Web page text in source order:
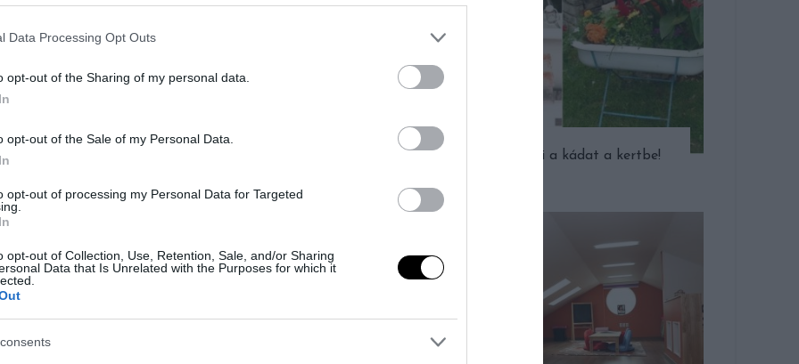
Data Processing Opt Outs
opt-out of the Sharing of my personal data.
opt-out of the Sale of my Personal Data.
opt-out of processing my Personal Data for Targeted
opt-out of Collection, Use, Retention, Sale, and/or Sharing
Data that Is Unrelated with the Purposes for which it
Ezért vidd ki a kádat a kertbe!